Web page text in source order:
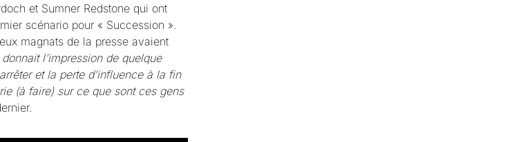
et Sumner Redstone qui ont
scénario pour « Succession ».
magnats de la presse avaient
l’impression de quelque
et la perte d’influence à la fin
(à faire) sur ce que sont ces gens